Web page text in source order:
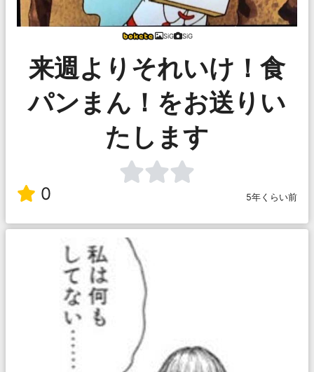
SiG SiG
来週よりそれいけ！食
パンまん！をお送りい
たします
0 5年くらい前